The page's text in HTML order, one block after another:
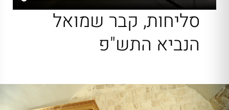
סליחות, קבר שמואל
הנביא התש"פ